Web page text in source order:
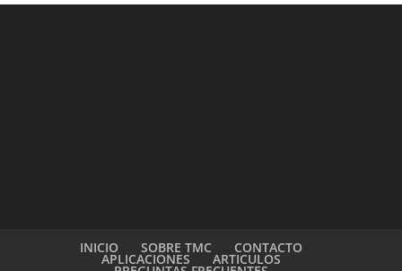
INICIO SOBRE TMC CONTACTO
APLICACIONES ARTICULOS